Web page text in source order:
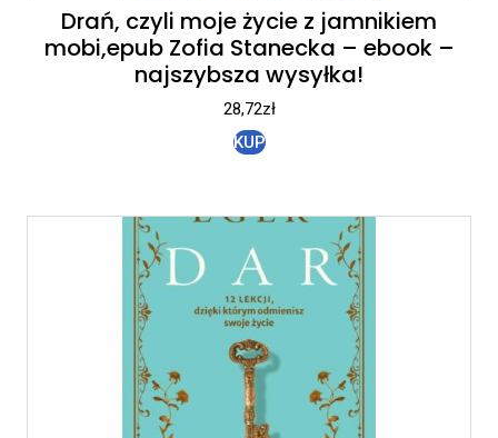
Drań, czyli moje życie z jamnikiem
mobi,epub Zofia Stanecka – ebook –
najszybsza wysyłka!
28,72zł
KUP